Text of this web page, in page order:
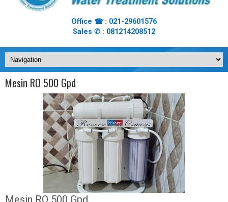
Office ☎ : 021-29601576
Sales ✆ : 081214208512
Mesin RO 500 Gpd